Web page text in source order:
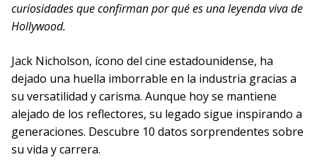
curiosidades que confirman por qué es una leyenda viva de
Hollywood.
Jack Nicholson, ícono del cine estadounidense, ha
dejado una huella imborrable en la industria gracias a
su versatilidad y carisma. Aunque hoy se mantiene
alejado de los reflectores, su legado sigue inspirando a
generaciones. Descubre 10 datos sorprendentes sobre
su vida y carrera.